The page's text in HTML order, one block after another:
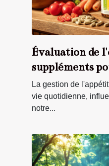
Évaluation de
suppléments
l'appétit
La gestion de
vie quotidienne,
notre...